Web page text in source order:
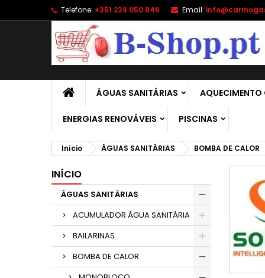
Telefone: +351 239 050 846 Email:
ÁGUAS SANITÁRIAS AQUECIMENTO
ENERGIAS RENOVÁVEIS PISCINAS
Início ÁGUAS SANITÁRIAS BOMBA DE CALOR
INÍCIO
ÁGUAS SANITÁRIAS
ACUMULADOR ÁGUA SANITÁRIA
BAILARINAS
BOMBA DE CALOR
add_circle_outline
É